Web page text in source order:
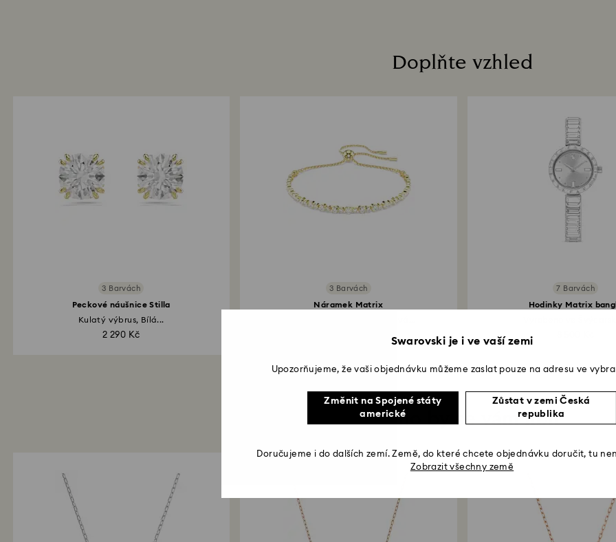
Doplňte vzhled
3 Barvách
Peckové náušnice Stilla
Kulatý výbrus, Bílá...
2 290 Kč
3 Barvách
Náramek Matrix
7 Barvách
Hodinky Matrix
Mohlo by se vám líbit
Swarovski je i ve vaší zemi
Upozorňujeme, že vaši objednávku můžeme zaslat pouze na adresu ve
Změnit na Spojené státy
americké
Zůstat v zemi Česká
republika
Doručujeme i do dalších zemí. Země, do které chcete objednávku doručit, tu
Zobrazit všechny země